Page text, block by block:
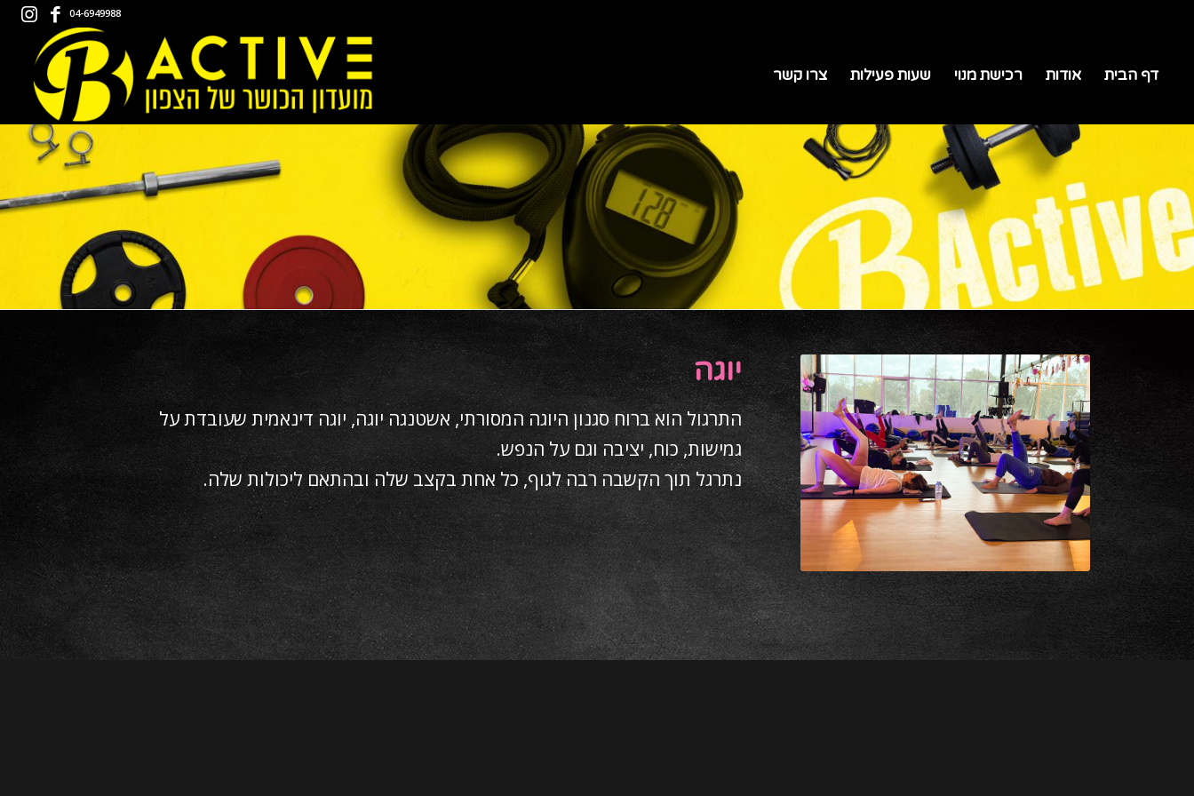
04-6949988
דף הבית אודות רכישת מנוי שעות פעילות צרו קשר
יוגה
התרגול הוא ברוח סגנון היוגה המסורתי, אשטנגה יוגה, יוגה דינאמית שעובדת על
גמישות, כוח, יציבה וגם על הנפש.
נתרגל תוך הקשבה רבה לגוף, כל אחת בקצב שלה ובהתאם ליכולות שלה.